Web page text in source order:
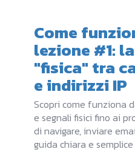
Come
lezione #1:
"fisica" tra
e indirizzi IP
Scopri come funziona
e segnali fisici fino ai
di navigare, inviare
guida chiara e